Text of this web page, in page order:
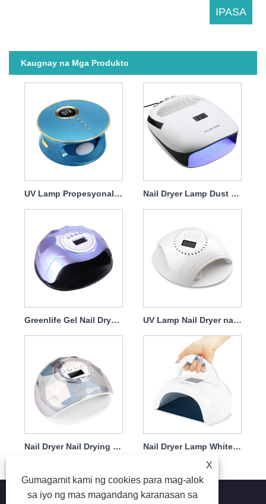
Kaugnay na Mga Produkto
UV Lamp Propesyonal na Nail Dryer 168w Nail Dryer Lamp Dust Collector 140w 4 in1
Greenlife Gel Nail Dryer Lamp 120w
X
Gumagamit kami ng cookies para mag-alok
sa iyo ng mas magandang karanasan sa